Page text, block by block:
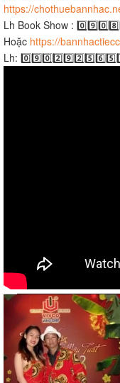
https://
Lh Book Show :
Hoặc https://
Lh: